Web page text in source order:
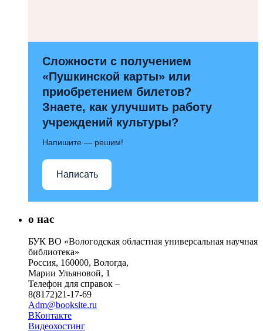
Сложности с получением
«Пушкинской карты» или
приобретением билетов?
Знаете, как улучшить работу
учреждений культуры?
Напишите — решим!
Написать
о нас
БУК ВО «Вологодская областная универсальная научная
библиотека»
Россия, 160000, Вологда,
Марии Ульяновой, 1
Телефон для справок –
8(8172)21-17-69
Adm@booksite.ru
ВКонтакте
Видеохостинг